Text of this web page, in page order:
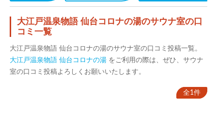
大江戸温泉物語 仙台コロナの湯のサウナ室の口
コミ一覧
大江戸温泉物語 仙台コロナの湯のサウナ室の口コミ投稿一覧。
大江戸温泉物語 仙台コロナの湯 をご利用の際は、ぜひ、サウナ
室の口コミ投稿よろしくお願いいたします。
全1件